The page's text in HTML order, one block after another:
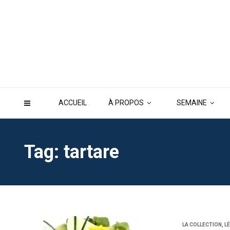
ACCUEIL À PROPOS SEMAINE
Tag: tartare
LA COLLECTION